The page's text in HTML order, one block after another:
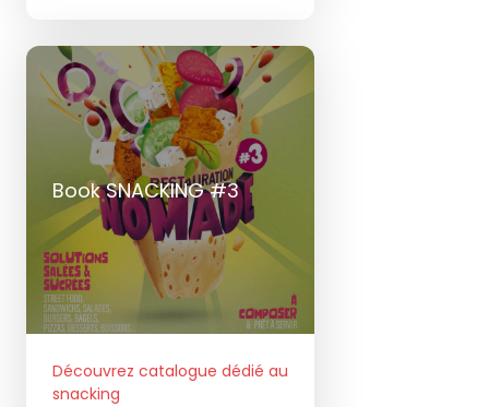
Book SNACKING #3
Découvrez catalogue dédié au
snacking